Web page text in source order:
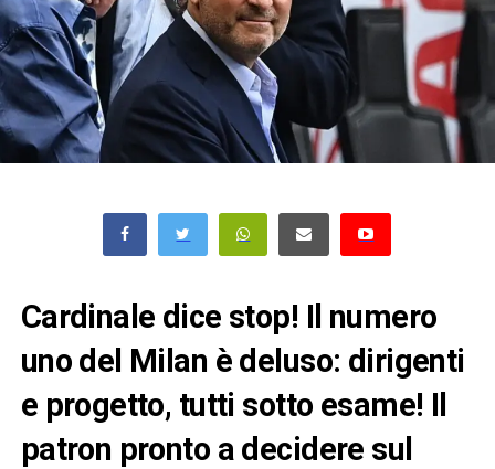
Cardinale dice stop! Il numero
uno del Milan è deluso: dirigenti
e progetto, tutti sotto esame! Il
patron pronto a decidere sul